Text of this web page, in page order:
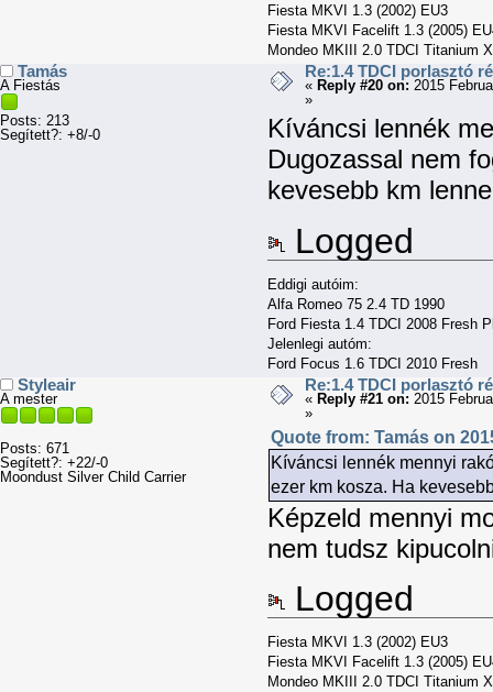
Fiesta MKVI 1.3 (2002) EU3
Fiesta MKVI Facelift 1.3 (2005)
Mondeo MKIII 2.0 TDCI Titanium
Tamás
A Fiestás
Posts: 213
Segített?: +8/-0
Re:1.4 TDCI porlasztó
« Reply #20 on: 2015
»
Kíváncsi lennék
Dugozassal nem
kevesebb km
Logged
Eddigi autóim:
Alfa Romeo 75 2.4 TD 1990
Ford Fiesta 1.4 TDCI 2008 Fresh
Jelenlegi autóm:
Ford Focus 1.6 TDCI 2010 Fresh
Styleair
A mester
Posts: 671
Segített?: +22/-0
Moondust Silver Child Carrier
Re:1.4 TDCI porlasztó
« Reply #21 on: 2015
»
Quote from: Tamás on
Kíváncsi lennék mennyi
ezer km kosza. Ha
Képzeld mennyi
nem tudsz
Logged
Fiesta MKVI 1.3 (2002) EU3
Fiesta MKVI Facelift 1.3 (2005)
Mondeo MKIII 2.0 TDCI Titanium